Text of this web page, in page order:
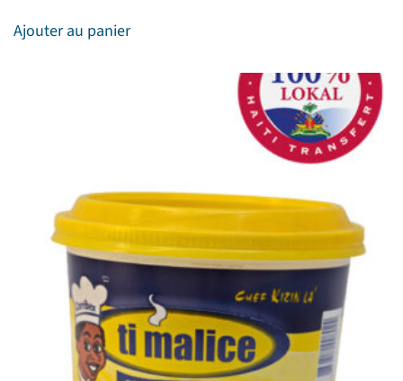
Ajouter au panier